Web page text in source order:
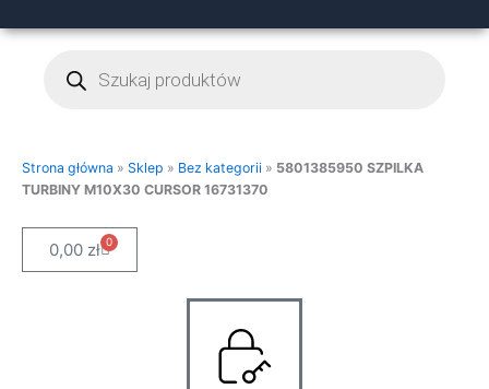
produktów
Strona główna » Sklep » Bez kategorii » 5801385950 SZPILKA
TURBINY M10X30 CURSOR 16731370
0,00 zł 0
Cart